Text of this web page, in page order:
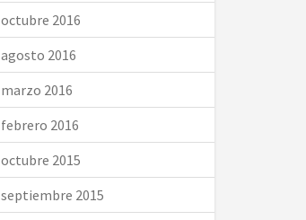
octubre 2016
agosto 2016
marzo 2016
febrero 2016
octubre 2015
septiembre 2015